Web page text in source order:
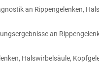
an Rippengelenken,
an
Halswirbelsäule,